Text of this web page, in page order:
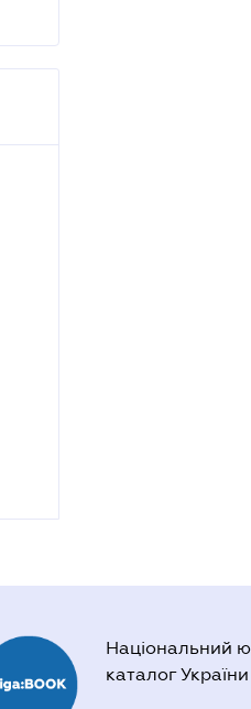
Національний
каталог України